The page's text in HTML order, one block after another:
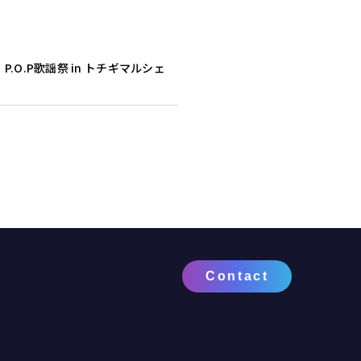
P.O.P歌謡祭 in トチギマルシェ
Contact